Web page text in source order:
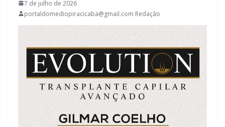
7 de julho de 2026
portaldomediopiracicaba@gmail.com Redação